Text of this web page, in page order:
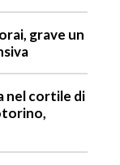
grave un
nel cortile di